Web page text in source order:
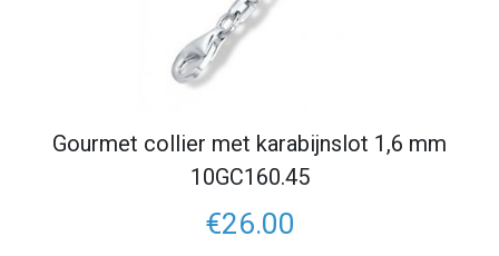
Gourmet collier met karabijnslot 1,6 mm
10GC160.45
€26.00